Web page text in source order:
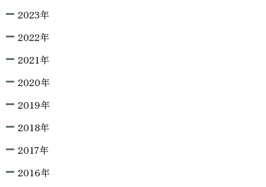
2023年
2022年
2021年
2020年
2019年
2018年
2017年
2016年